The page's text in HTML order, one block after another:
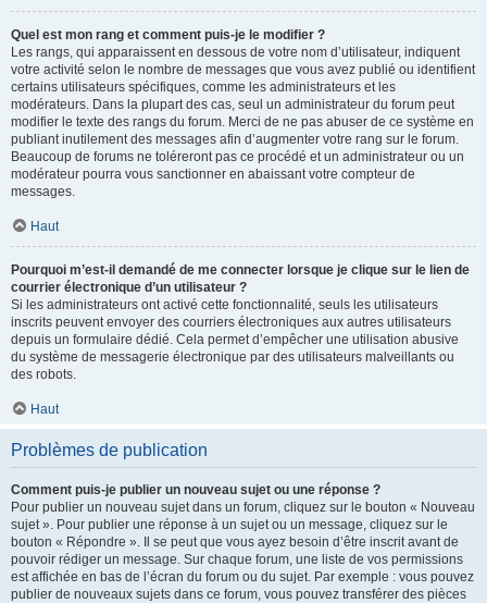
Quel est mon rang et comment puis-je le modifier ?
Les rangs, qui apparaissent en dessous de votre nom d’utilisateur, indiquent
votre activité selon le nombre de messages que vous avez publié ou identifient
certains utilisateurs spécifiques, comme les administrateurs et les
modérateurs. Dans la plupart des cas, seul un administrateur du forum peut
modifier le texte des rangs du forum. Merci de ne pas abuser de ce système en
publiant inutilement des messages afin d’augmenter votre rang sur le forum.
Beaucoup de forums ne toléreront pas ce procédé et un administrateur ou un
modérateur pourra vous sanctionner en abaissant votre compteur de
messages.
Haut
Pourquoi m’est-il demandé de me connecter lorsque je clique sur le lien de
courrier électronique d’un utilisateur ?
Si les administrateurs ont activé cette fonctionnalité, seuls les utilisateurs
inscrits peuvent envoyer des courriers électroniques aux autres utilisateurs
depuis un formulaire dédié. Cela permet d’empêcher une utilisation abusive
du système de messagerie électronique par des utilisateurs malveillants ou
des robots.
Haut
Problèmes de publication
Comment puis-je publier un nouveau sujet ou une réponse ?
Pour publier un nouveau sujet dans un forum, cliquez sur le bouton « Nouveau
sujet ». Pour publier une réponse à un sujet ou un message, cliquez sur le
bouton « Répondre ». Il se peut que vous ayez besoin d’être inscrit avant de
pouvoir rédiger un message. Sur chaque forum, une liste de vos permissions
est affichée en bas de l’écran du forum ou du sujet. Par exemple : vous pouvez
publier de nouveaux sujets dans ce forum, vous pouvez transférer des pièces